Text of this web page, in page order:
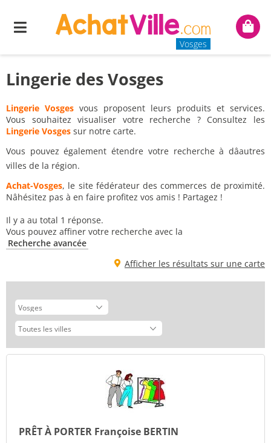
Menu
Vosges
Mon
Lingerie des Vosges
Lingerie Vosges vous proposent leurs produits et services.
Vous souhaitez visualiser votre recherche ? Consultez les
Lingerie Vosges sur notre carte.
Vous pouvez également étendre votre recherche à dâautres
villes de la région.
Achat-Vosges, le site fédérateur des commerces de proximité.
Nâhésitez pas à en faire profitez vos amis ! Partagez !
Il y a au total 1 réponse.
Vous pouvez affiner votre recherche avec la
Recherche avancée
Afficher les résultats sur une carte
PRÊT À PORTER Françoise BERTIN